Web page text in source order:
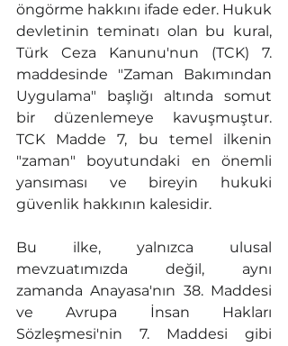
öngörme hakkını ifade eder. Hukuk
devletinin teminatı olan bu kural,
Türk Ceza Kanunu'nun (TCK) 7.
maddesinde "Zaman Bakımından
Uygulama" başlığı altında somut
bir düzenlemeye kavuşmuştur.
TCK Madde 7, bu temel ilkenin
"zaman" boyutundaki en önemli
yansıması ve bireyin hukuki
güvenlik hakkının kalesidir.
Bu ilke, yalnızca ulusal
mevzuatımızda değil, aynı
zamanda Anayasa'nın 38. Maddesi
ve Avrupa İnsan Hakları
Sözleşmesi'nin 7. Maddesi gibi